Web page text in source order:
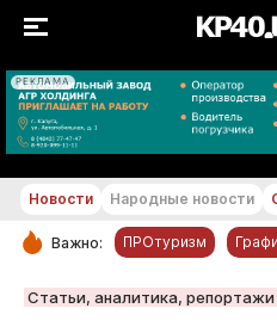
РЕКЛАМА
РУБРИКИ
Новости Народные новости
Важно: ПРОтуризм
Статьи, аналитика, репортажи